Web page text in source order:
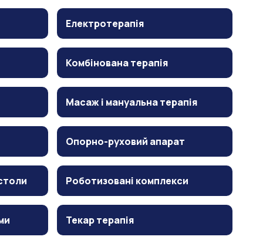
Електротерапія
Комбінована терапія
Масаж і мануальна терапія
Опорно-руховий апарат
Роботизовані комплекси
Текар терапія